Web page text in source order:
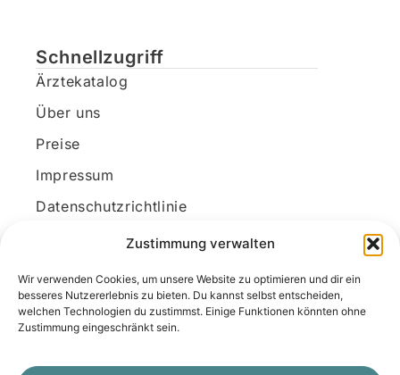
Zustimmung verwalten
Wir verwenden Cookies, um unsere Website zu optimieren und dir ein
besseres Nutzererlebnis zu bieten. Du kannst selbst entscheiden,
welchen Technologien du zustimmst. Einige Funktionen könnten ohne
Zustimmung eingeschränkt sein.
Schnellzugriff
Ärztekatalog
Über uns
Preise
Impressum
Datenschutzrichtlinie
Kundenkonto
Unsere Kontaktdaten
E-Mail: kontakt@docanonym.com